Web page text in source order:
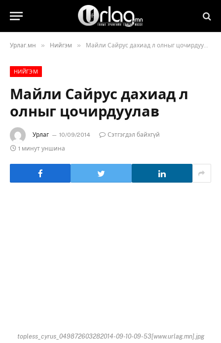
Урлаг.мн » Нийгэм » Майли Сайрус дахиад л олныг цочирдуулав
НИЙГЭМ
Майли Сайрус дахиад л
олныг цочирдуулав
Урлаг 10/09/2014
Сэтгэгдэл байхгүй
1 минут уншина
topless_cyrus_049872603282014-09-10-09-53[www.urlag.mn].jpg